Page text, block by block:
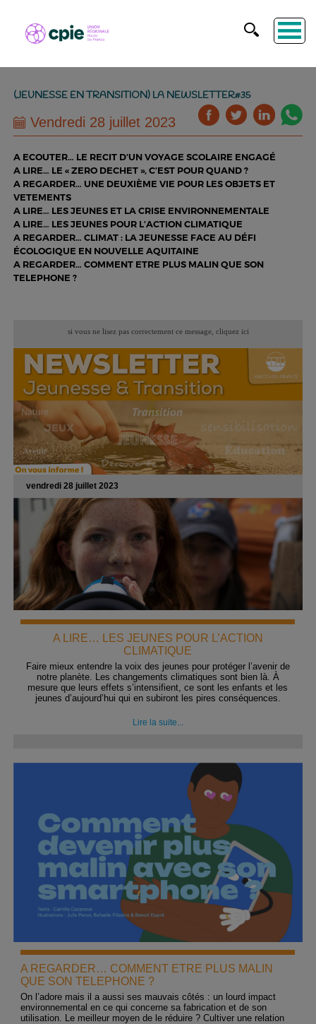
(JEUNESSE EN TRANSITION) LA NEWSLETTER#35
Vendredi 28 juillet 2023
A ECOUTER… LE RECIT D’UN VOYAGE SCOLAIRE ENGAGÉ
A LIRE… LE « ZERO DECHET », C’EST POUR QUAND ?
A REGARDER… UNE DEUXIÈME VIE POUR LES OBJETS ET
VETEMENTS
A LIRE… LES JEUNES ET LA CRISE ENVIRONNEMENTALE
A LIRE… LES JEUNES POUR L’ACTION CLIMATIQUE
A REGARDER… CLIMAT : LA JEUNESSE FACE AU DÉFI
ÉCOLOGIQUE EN NOUVELLE AQUITAINE
A REGARDER… COMMENT ETRE PLUS MALIN QUE SON
TELEPHONE ?
si vous ne lisez pas correctement ce message, cliquez ici
vendredi 28 juillet 2023
A LIRE… LES JEUNES POUR L’ACTION
CLIMATIQUE
Faire mieux entendre la voix des jeunes pour protéger l’avenir de
notre planète. Les changements climatiques sont bien là. À
mesure que leurs effets s’intensifient, ce sont les enfants et les
jeunes d’aujourd’hui qui en subiront les pires conséquences.
Lire la suite...
A REGARDER… COMMENT ETRE PLUS MALIN
QUE SON TELEPHONE ?
On l’adore mais il a aussi ses mauvais côtés : un lourd impact
environnemental en ce qui concerne sa fabrication et de son
utilisation. Le meilleur moyen de le réduire ? Cultiver une relation